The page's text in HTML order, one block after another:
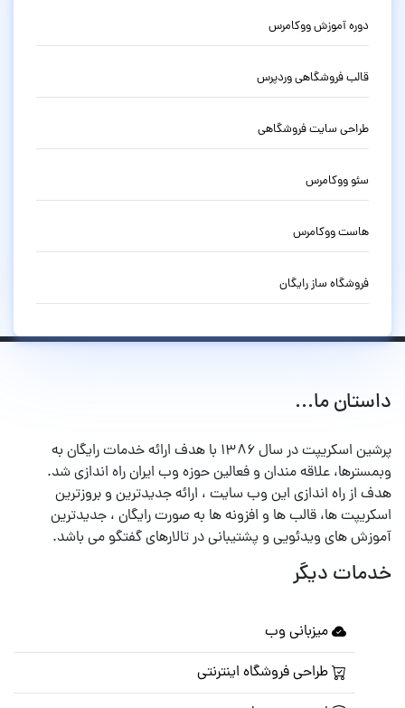
دوره آموزش ووکامرس
قالب فروشگاهی وردپرس
طراحی سایت فروشگاهی
سئو ووکامرس
هاست ووکامرس
فروشگاه ساز رایگان
داستان ما...
پرشین اسکریپت در سال ۱۳۸۶ با هدف ارائه خدمات رایگان به
وبمسترها، علاقه مندان و فعالین حوزه وب ایران راه اندازی شد.
هدف از راه اندازی این وب سایت ، ارائه جدیدترین و بروزترین
اسکریپت ها، قالب ها و افزونه ها به صورت رایگان ، جدیدترین
آموزش های ویدئویی و پشتیبانی در تالارهای گفتگو می باشد.
خدمات دیگر
میزبانی وب
طراحی فروشگاه اینترنتی